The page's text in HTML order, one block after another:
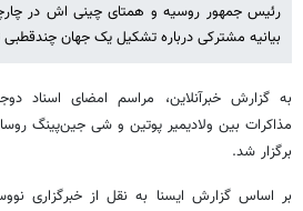
رئیس جمهور روسیه و همتای چینی اش در
بیانیه مشترکی درباره تشکیل یک جهان
به گزارش خبرآنلاین، مراسم امضای اسناد
مذاکرات بین ولادیمیر پوتین و شی جین‌پینگ
برگزار شد.
بر اساس گزارش ایسنا به نقل از خبرگزاری